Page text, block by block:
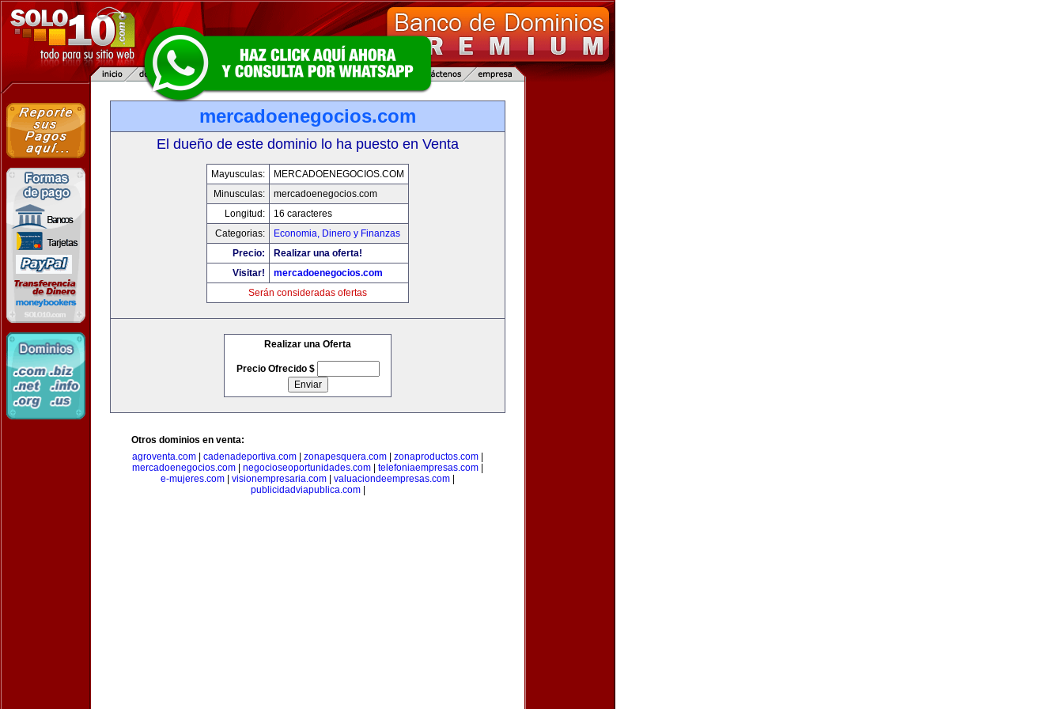
mercadoenegocios.com
El dueño de este dominio lo ha puesto en Venta
Mayusculas:
MERCADOENEGOCIOS.COM
Minusculas:
mercadoenegocios.com
Longitud:
16 caracteres
Categorias:
Economia, Dinero y Finanzas
Precio:
Realizar una oferta!
Visitar!
mercadoenegocios.com
Serán consideradas ofertas
Realizar una Oferta
Precio Ofrecido $
Otros dominios en venta:
agroventa.com
cadenadeportiva.com zonapesquera.com zonaproductos.com
mercadoenegocios.com
negocioseoportunidades.com telefoniaempresas.com
e-mujeres.com
visionempresaria.com valuaciondeempresas.com
publicidadviapublica.com|